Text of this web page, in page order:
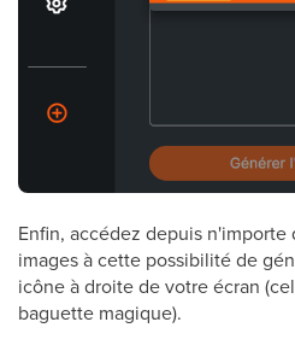
Enfin, accédez depuis
images à cette possibilité de
icône à droite de votre écran
baguette magique).